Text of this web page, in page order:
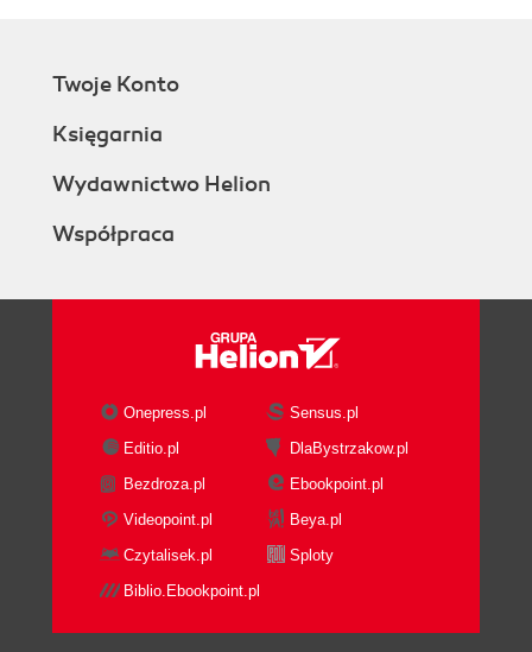
Twoje Konto
Księgarnia
Wydawnictwo Helion
Współpraca
Onepress.pl
Sensus.pl
Editio.pl
DlaBystrzakow.pl
Bezdroza.pl
Ebookpoint.pl
Videopoint.pl
Beya.pl
Czytalisek.pl
Sploty
Biblio.Ebookpoint.pl